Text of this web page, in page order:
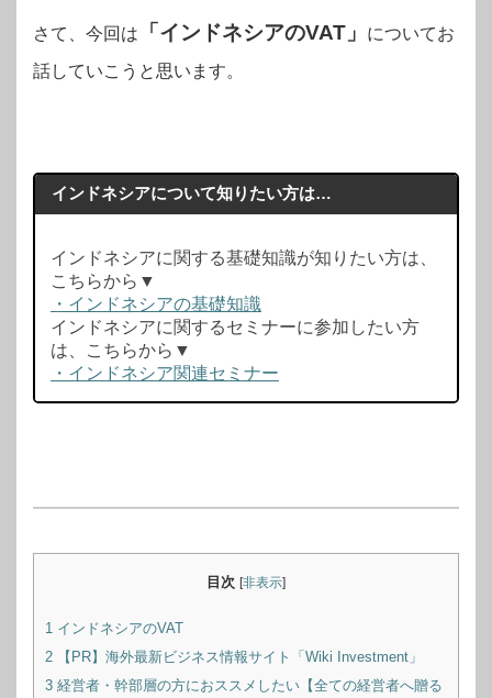
開
ま
す)
さて、今回は 「インドネシアのVAT」
についてお
話していこうと思います。
インドネシアについて知りたい方は…
インドネシアに関する基礎知識が知りたい方は、
こちらから▼
・インドネシアの基礎知識
インドネシアに関するセミナーに参加したい方
は、こちらから▼
・インドネシア関連セミナー
目次 [非表示]
1 インドネシアのVAT
2 【PR】海外最新ビジネス情報サイト「Wiki Investment」
3 経営者・幹部層の方におススメしたい【全ての経営者へ贈る